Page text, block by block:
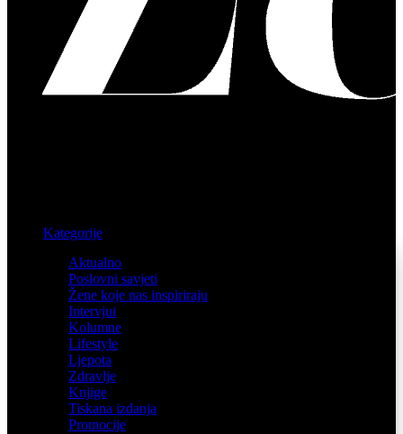
Kategorije
Aktualno
Poslovni savjeti
Žene koje nas inspiriraju
Intervjui
Kolumne
Lifestyle
Ljepota
Zdravlje
Knjige
Tiskana izdanja
Promocije